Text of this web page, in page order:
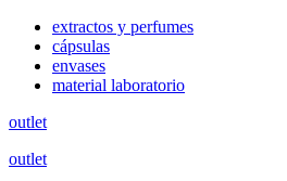
extractos y perfumes
cápsulas
envases
material laboratorio
outlet
outlet